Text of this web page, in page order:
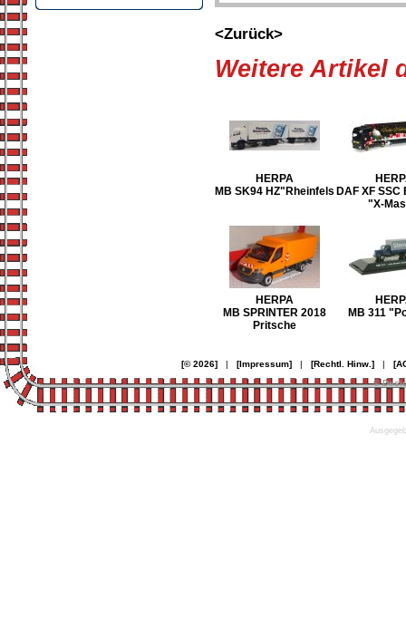
<Zurück>
Weitere Artikel
HERPA
MB SK94 HZ"Rheinfels DAF XF SSC
"X-
HERPA
MB SPRINTER 2018
Pritsche
MB 311
[© 2026]| [Impressum]| [Rechtl. Hinw.]|
©